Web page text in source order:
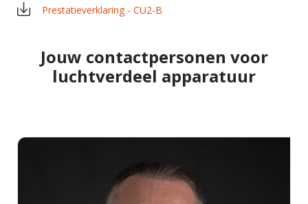
Prestatieverklaring - CU2-B
Jouw contactpersonen voor
luchtverdeel apparatuur